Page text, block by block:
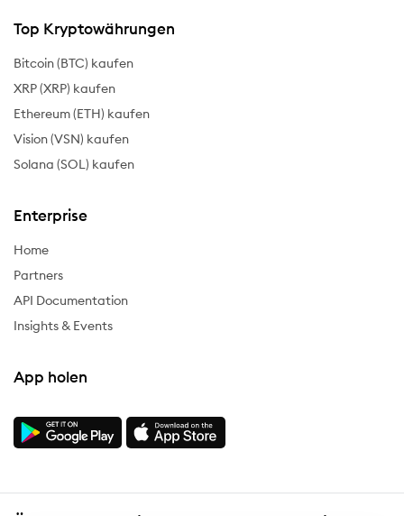
Top Kryptowährungen
Bitcoin (BTC) kaufen
XRP (XRP) kaufen
Ethereum (ETH) kaufen
Vision (VSN) kaufen
Solana (SOL) kaufen
Enterprise
Home
Partners
API Documentation
Insights & Events
App holen